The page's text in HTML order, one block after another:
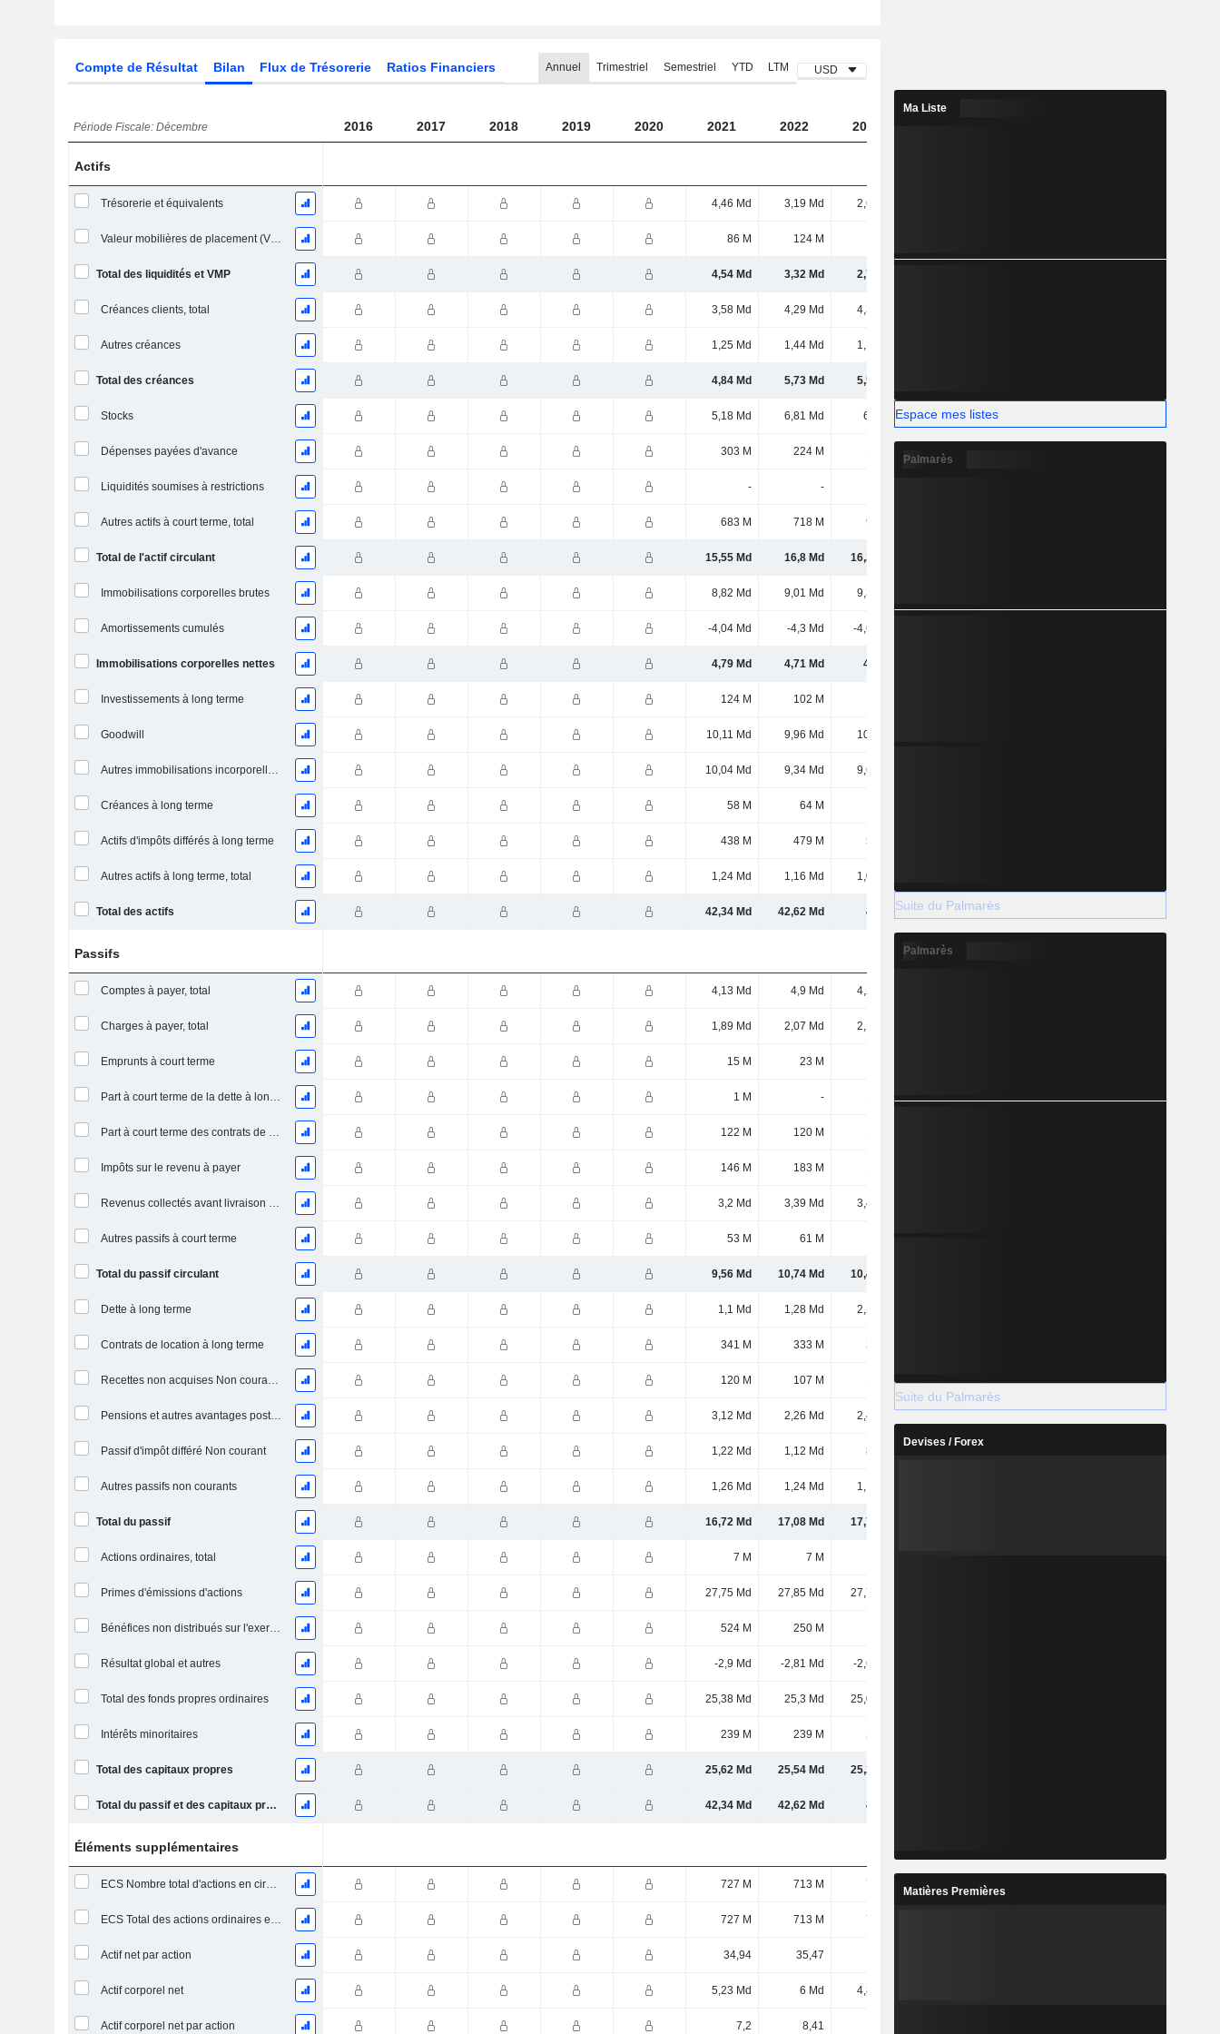
Compte de Résultat Bilan Flux de Trésorerie Ratios Financiers Annuel Trimestriel Semestriel YTD LTM USD
Période Fiscale: Décembre 2016 2017 2018 2019 2020 2021 2022 2023
Actifs
Trésorerie et équivalents 4,46 Md 3,19 Md 2,64 Md
Valeur mobilières de placement (VMP) à court terme 86 M 124 M
Total des liquidités et VMP 4,54 Md 3,32 Md 2,74 Md
Créances clients, total 3,58 Md 4,29 Md 4,36 Md
Autres créances 1,25 Md 1,44 Md 1,16 Md
Total des créances 4,84 Md 5,73 Md 5,52 Md
Stocks 5,18 Md 6,81 Md 6,9 Md 5,43 Md
Dépenses payées d'avance 303 M 224 M
Liquidités soumises à restrictions - -
Autres actifs à court terme, total 683 M 718 M 999 M
Total de l'actif circulant 15,55 Md 16,8 Md 16,26 Md
Immobilisations corporelles brutes 8,82 Md 9,01 Md 9,37 Md
Amortissements cumulés -4,04 Md -4,3 Md -4,67 Md
Immobilisations corporelles nettes 4,79 Md 4,71 Md 4,7 Md
Investissements à long terme 124 M 102 M
Goodwill 10,11 Md 9,96 Md 10,6 Md
Autres immobilisations incorporelles, total 10,04 Md 9,34 Md 9,63 Md
Créances à long terme 58 M 64 M
Actifs d'impôts différés à long terme 438 M 479 M 584 M
Autres actifs à long terme, total 1,24 Md 1,16 Md 1,04 Md
Total des actifs 42,34 Md 42,62 Md 43 Md 40,82 Md 42,84 Md
Passifs
Comptes à payer, total 4,13 Md 4,9 Md 4,28 Md
Charges à payer, total 1,89 Md 2,07 Md 2,15 Md
Emprunts à court terme 15 M 23 M
Part à court terme de la dette à long terme 1 M -
Part à court terme des contrats de location 122 M 120 M
Impôts sur le revenu à payer 146 M 183 M
Revenus collectés avant livraison du produit/service 3,2 Md 3,39 Md 3,41 Md
Autres passifs à court terme 53 M 61 M
Total du passif circulant 9,56 Md 10,74 Md 10,41 Md
Dette à long terme 1,1 Md 1,28 Md 2,29 Md
Contrats de location à long terme 341 M 333 M 356 M
Recettes non acquises Non courantes 120 M 107 M 108 M 114 M 125 M
Pensions et autres avantages postérieurs à l'emploi 3,12 Md 2,26 Md 2,47 Md
Passif d'impôt différé Non courant 1,22 Md 1,12 Md 899 M
Autres passifs non courants 1,26 Md 1,24 Md 1,19 Md
Total du passif 16,72 Md 17,08 Md 17,72 Md
Actions ordinaires, total 7 M 7 M
Primes d'émissions d'actions 27,75 Md 27,85 Md 27,75 Md
Bénéfices non distribués sur l'exercice 524 M 250 M
Résultat global et autres -2,9 Md -2,81 Md -2,68 Md
Total des fonds propres ordinaires 25,38 Md 25,3 Md 25,04 Md
Intérêts minoritaires 239 M 239 M 242 M
Total des capitaux propres 25,62 Md 25,54 Md 25,28 Md
Total du passif et des capitaux propres 42,34 Md 42,62 Md 43 Md
Éléments supplémentaires
ECS Nombre total d'actions en circulation à la date de dépôt 727 M 713 M 702 M 686 M
ECS Total des actions ordinaires en circulation 727 M 713 M 701 M
Actif net par action 34,94 35,47
Actif corporel net 5,23 Md 6 Md 4,81 Md
Actif corporel net par action 7,2 8,41
Ma Liste
Espace mes listes
Palmarès
Suite du Palmarès
Palmarès
Suite du Palmarès
Devises / Forex
Matières Premières